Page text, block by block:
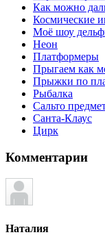
Как можно
Космические
Моё шоу
Неон
Платформеры
Прыгаем как
Прыжки по
Рыбалка
Сальто
Санта-Клаус
Цирк
Комментарии
Наталия